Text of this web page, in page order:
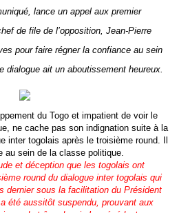
lance un appel aux premier
de file de l’opposition, Jean-Pierre
pour faire régner la confiance au sein
dialogue ait un aboutissement heureux.
du Togo et impatient de voir le
ne cache pas son indignation suite à la
inter togolais après le troisième round. Il
au sein de la classe politique.
et déception que les togolais ont
round du dialogue inter togolais qui
dernier sous la facilitation du Président
été aussitôt suspendu, prouvant aux